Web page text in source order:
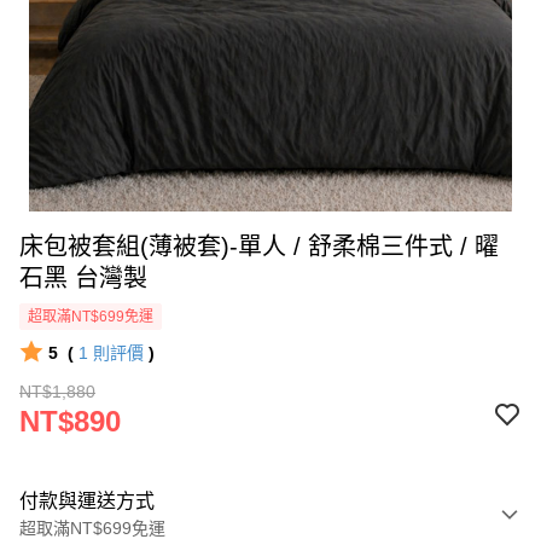
床包被套組(薄被套)-單人 / 舒柔棉三件式 / 曜
石黑 台灣製
超取滿NT$699免運
5 ( 1 則評價 )
NT$1,880
NT$890
付款與運送方式
超取滿NT$699免運